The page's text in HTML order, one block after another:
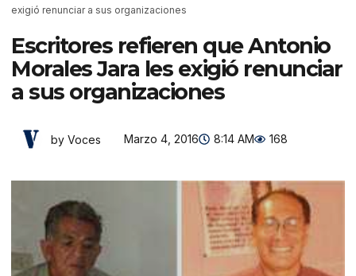
exigió renunciar a sus organizaciones
Escritores refieren que Antonio
Morales Jara les exigió renunciar
a sus organizaciones
by Voces Marzo 4, 2016 8:14 AM 168